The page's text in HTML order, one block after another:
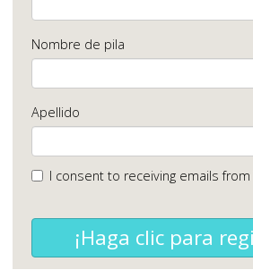
Nombre de pila
Apellido
I consent to receiving emails from
¡Haga clic para